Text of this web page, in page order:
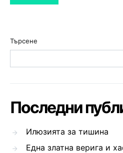
Търсене
Последни
Илюзията за тишина
Една златна верига и